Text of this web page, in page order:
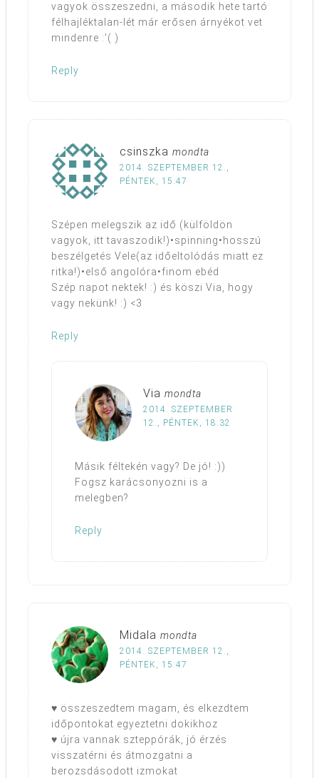
vagyok összeszedni, a második hete tartó
félhajléktalan-lét már erősen árnyékot vet
mindenre :'( )
Reply
csinszka mondta
2014. SZEPTEMBER 12.,
PÉNTEK, 15:47
Szépen melegszik az idő (külföldön
vagyok, itt tavaszodik!)•spinning•hosszú
beszélgetés Vele(az időeltolódás miatt ez
ritka!)•első angolóra•finom ebéd
Szép napot nektek! :) és köszi Via, hogy
vagy nekünk! :) <3
Reply
Via mondta
2014. SZEPTEMBER
12., PÉNTEK, 18:32
Másik féltekén vagy? De jó! :))
Fogsz karácsonyozni is a
melegben?
Reply
Midala mondta
2014. SZEPTEMBER 12.,
PÉNTEK, 15:47
♥ összeszedtem magam, és elkezdtem
időpontokat egyeztetni dokikhoz
♥ újra vannak szteppórák, jó érzés
visszatérni és átmozgatni a
berozsdásodott izmokat